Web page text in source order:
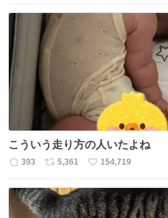
数
ス
ト
数
こういう走り方の人いたよね
返
数
393
リ
ス
ト
5,361
い
ね
数
154,719